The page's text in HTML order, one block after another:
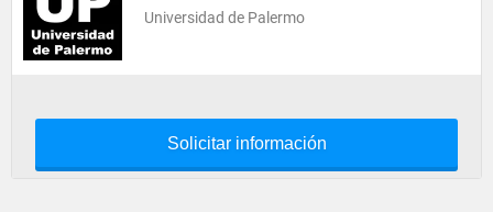
Universidad de Palermo
Solicitar información